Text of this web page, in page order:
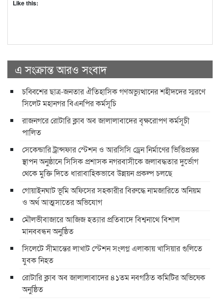
Like this:
এ সংক্রান্ত আরও সংবাদ
চব্বিশের ছাত্র-জনতার ঐতিহাসিক গণঅভ্যুত্থানের শহীদদের স্মরণে
সিলেট মহানগর বিএনপির কর্মসূচি
রাজনগরে রোটারি ক্লাব অব জালালাবাদের বৃক্ষরোপণ কর্মসূচী
পালিত
সেকেন্ডারি ট্রান্সফার স্টেশন ও আরসিসি ড্রেন নির্মাণের ভিত্তিপ্রস্তর
স্থাপন অনুষ্ঠানে সিসিক প্রশাসক নগরবাসীকে জলাবদ্ধতার দুর্ভোগ
থেকে মুক্তি দিতে ধারাবাহিকভাবে উন্নয়ন প্রকল্প চলছে
গোয়াইনঘাট ভূমি অফিসের সহকারীর বিরুদ্ধে নামজারিতে অনিয়ম
ও অর্থ আত্মসাতের অভিযোগ
মৌলভীবাজারে আজিজ হত্যার প্রতিবাদে বিশ্বনাথে বিশাল
মানববন্ধন অনুষ্ঠিত
সিলেটে সীমান্তের লাখাট স্টেশন সংলগ্ন এলাকায় খাসিয়ার গুলিতে
যুবক নিহত
রোটারি ক্লাব অব জালালাবাদের ৪১তম নবগঠিত কমিটির অভিষেক
অনুষ্ঠিত